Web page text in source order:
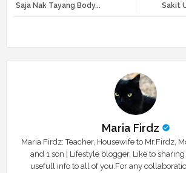
ats
Sakit
Saja Nak Tayang Body...
Maria Firdz
Maria Firdz: Teacher, Housewife to Mr.Firdz,
and 1 son | Lifestyle blogger, Like to
usefull info to all of you.For any